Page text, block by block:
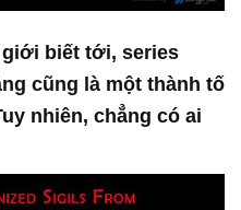
biết tới, series
cũng là một thành tố
nhiên, chẳng có ai